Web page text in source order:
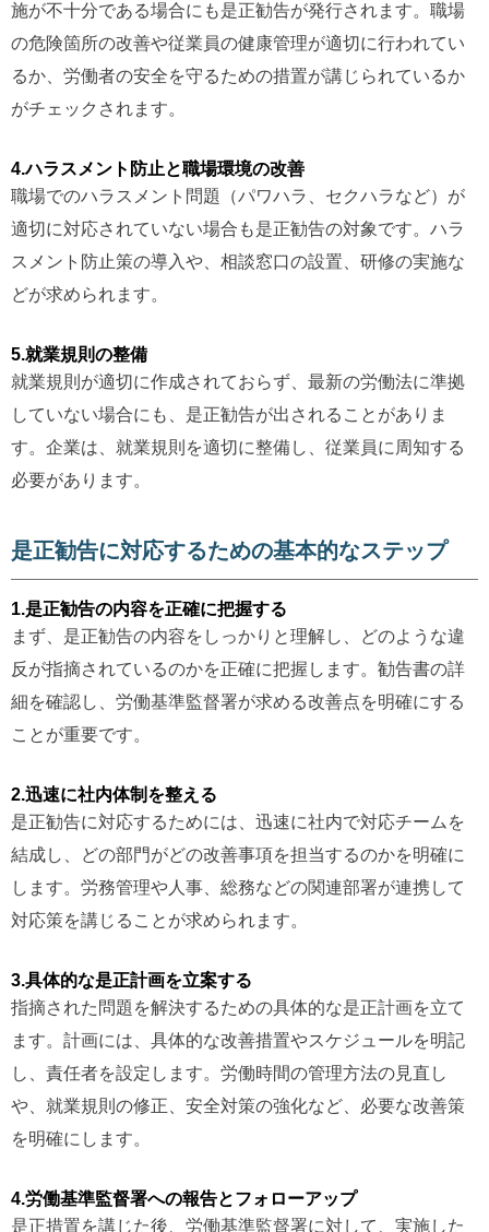
施が不十分である場合にも是正勧告が発行されます。職場
の危険箇所の改善や従業員の健康管理が適切に行われてい
るか、労働者の安全を守るための措置が講じられているか
がチェックされます。
4.ハラスメント防止と職場環境の改善
職場でのハラスメント問題（パワハラ、セクハラなど）が
適切に対応されていない場合も是正勧告の対象です。ハラ
スメント防止策の導入や、相談窓口の設置、研修の実施な
どが求められます。
5.就業規則の整備
就業規則が適切に作成されておらず、最新の労働法に準拠
していない場合にも、是正勧告が出されることがありま
す。企業は、就業規則を適切に整備し、従業員に周知する
必要があります。
是正勧告に対応するための基本的なステップ
1.是正勧告の内容を正確に把握する
まず、是正勧告の内容をしっかりと理解し、どのような違
反が指摘されているのかを正確に把握します。勧告書の詳
細を確認し、労働基準監督署が求める改善点を明確にする
ことが重要です。
2.迅速に社内体制を整える
是正勧告に対応するためには、迅速に社内で対応チームを
結成し、どの部門がどの改善事項を担当するのかを明確に
します。労務管理や人事、総務などの関連部署が連携して
対応策を講じることが求められます。
3.具体的な是正計画を立案する
指摘された問題を解決するための具体的な是正計画を立て
ます。計画には、具体的な改善措置やスケジュールを明記
し、責任者を設定します。労働時間の管理方法の見直し
や、就業規則の修正、安全対策の強化など、必要な改善策
を明確にします。
4.労働基準監督署への報告とフォローアップ
是正措置を講じた後、労働基準監督署に対して、実施した